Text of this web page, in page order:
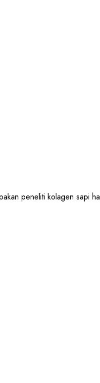
peneliti kolagen sapi